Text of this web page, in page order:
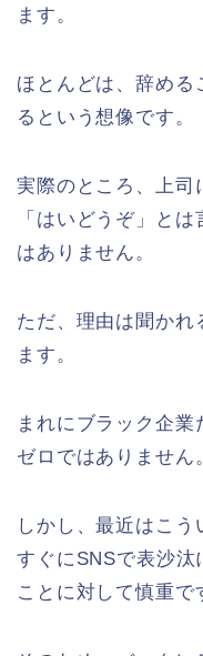
ます。
ほとんどは、辞める
るという想像です。
実際のところ、上司
「はいどうぞ」と
はありません。
ただ、理由は聞かれ
ます。
まれにブラック企業
ゼロではありません。
しかし、最近はこ
すぐにSNSで表沙汰
ことに対して慎重で